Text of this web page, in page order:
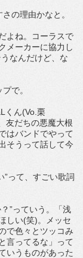
の理由かなと。
よね。コーラスで
メーカーに協力し
なんだけど、な
で。
くん(Vo.栗
友だちの悪魔大根
はバンドでやって
そうって話して今
”って、すごい歌詞
”っていう。「浅
しい(笑)。メッセ
で色々とツッコみ
言ってるな」って
いうものがあった